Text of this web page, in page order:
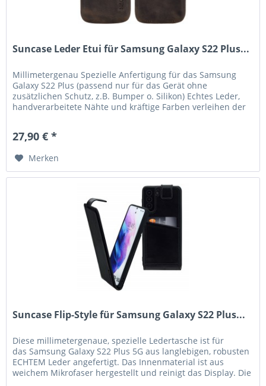
Suncase Leder Etui für Samsung Galaxy S22 Plus...
Millimetergenau Spezielle Anfertigung für das Samsung
Galaxy S22 Plus (passend nur für das Gerät ohne
zusätzlichen Schutz, z.B. Bumper o. Silikon) Echtes Leder,
handverarbeitete Nähte und kräftige Farben verleihen der
27,90 € *
Merken
Suncase Flip-Style für Samsung Galaxy S22 Plus...
Diese millimetergenaue, spezielle Ledertasche ist für
das Samsung Galaxy S22 Plus 5G aus langlebigen, robusten
ECHTEM Leder angefertigt. Das Innenmaterial ist aus
weichem Mikrofaser hergestellt und reinigt das Display. Die